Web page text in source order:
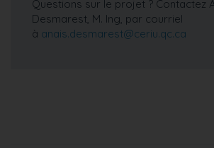
Questions sur le projet ? Contactez
Desmarest, M. Ing, par courriel
à anais.desmarest@ceriu.qc.ca